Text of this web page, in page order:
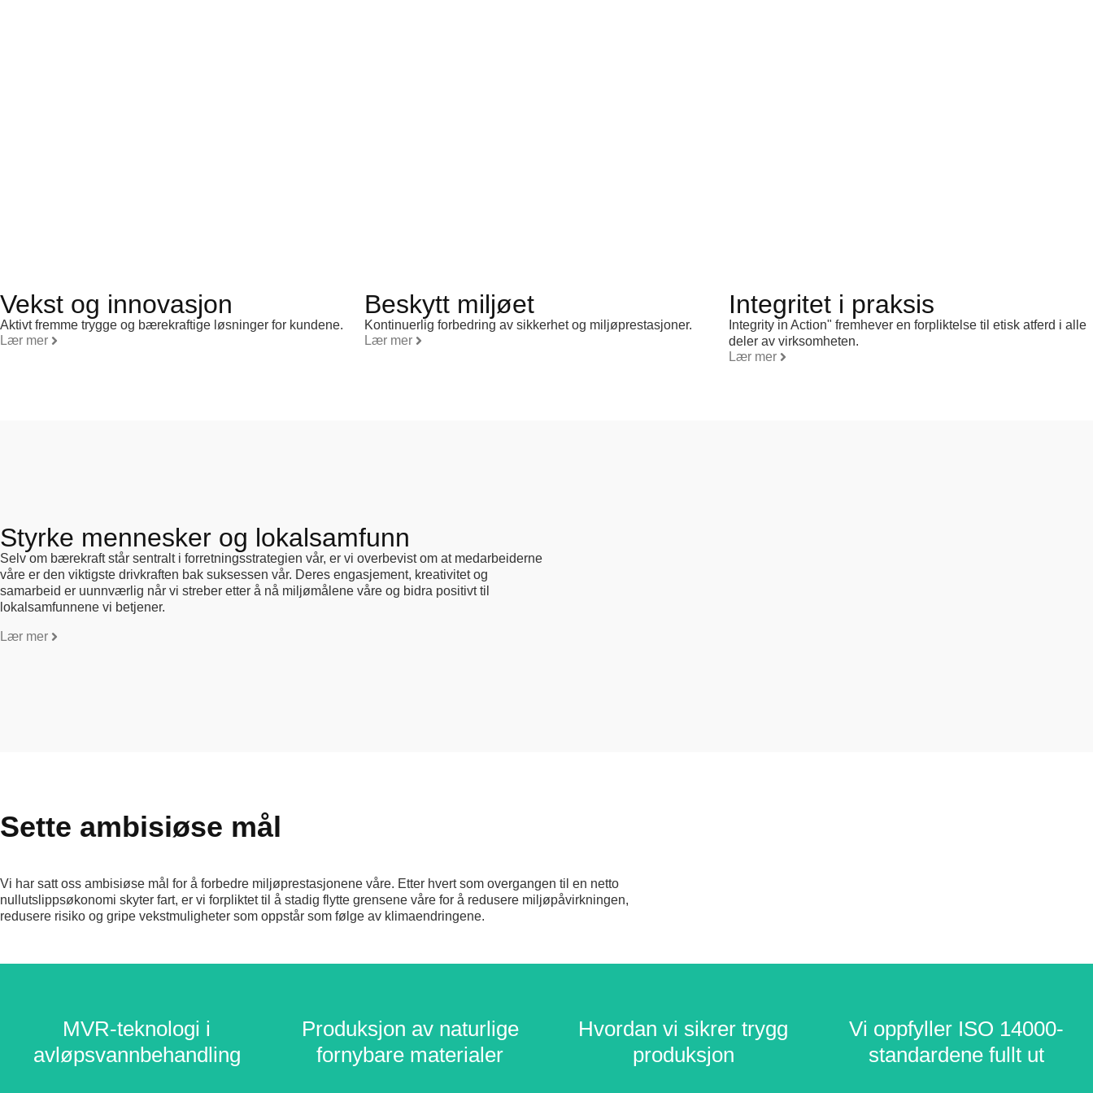
Vekst og innovasjon
Aktivt fremme trygge og bærekraftige løsninger for kundene.
Lær mer
Beskytt miljøet
Kontinuerlig forbedring av sikkerhet og miljøprestasjoner.
Lær mer
Integritet i praksis
Integrity in Action" fremhever en forpliktelse til etisk atferd i alle
deler av virksomheten.
Lær mer
Styrke mennesker og lokalsamfunn
Selv om bærekraft står sentralt i forretningsstrategien vår, er vi overbevist om at medarbeiderne
våre er den viktigste drivkraften bak suksessen vår. Deres engasjement, kreativitet og
samarbeid er uunnværlig når vi streber etter å nå miljømålene våre og bidra positivt til
lokalsamfunnene vi betjener.
Lær mer
Sette ambisiøse mål
Vi har satt oss ambisiøse mål for å forbedre miljøprestasjonene våre. Etter hvert som overgangen til en netto
nullutslippsøkonomi skyter fart, er vi forpliktet til å stadig flytte grensene våre for å redusere miljøpåvirkningen,
redusere risiko og gripe vekstmuligheter som oppstår som følge av klimaendringene.
MVR-teknologi i
avløpsvannbehandling
MVR-teknologi i
avløpsvannbehandling
Produksjon av naturlige
fornybare materialer
Produksjon av naturlige
fornybare materialer
Hvordan vi sikrer trygg
produksjon
Hvordan vi sikrer trygg
produksjon
Vi oppfyller ISO 14000-
standardene fullt ut
Vi oppfyller ISO 14000-
standardene fullt ut